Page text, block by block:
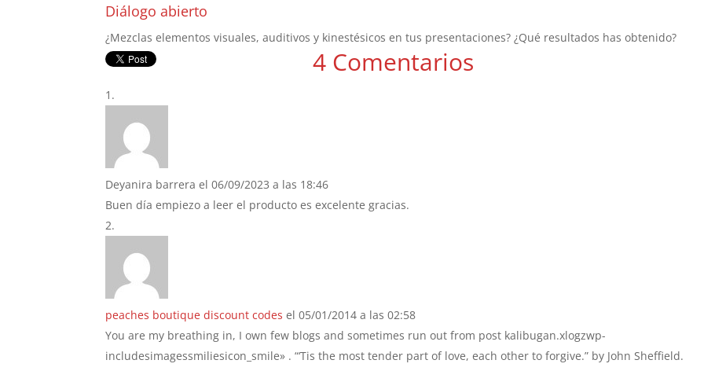
Diálogo abierto
¿Mezclas elementos visuales, auditivos y kinestésicos en tus presentaciones? ¿Qué resultados has obtenido?
4 Comentarios
Deyanira barrera el 06/09/2023 a las 18:46
Buen día empiezo a leer el producto es excelente gracias.
peaches boutique discount codes el 05/01/2014 a las 02:58
You are my breathing in, I own few blogs and sometimes run out from post kalibugan.xlogzwp-
includesimagessmiliesicon_smile» . “‘Tis the most tender part of love, each other to forgive.” by John Sheffield.